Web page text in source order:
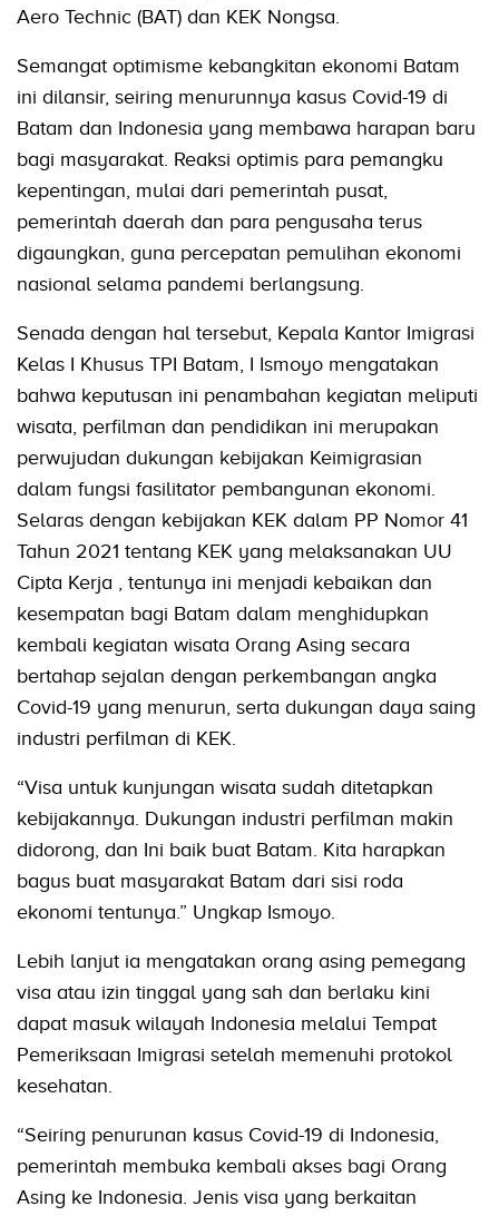
Aero Technic (BAT) dan KEK Nongsa.
Semangat optimisme kebangkitan ekonomi Batam
ini dilansir, seiring menurunnya kasus Covid-19 di
Batam dan Indonesia yang membawa harapan baru
bagi masyarakat. Reaksi optimis para pemangku
kepentingan, mulai dari pemerintah pusat,
pemerintah daerah dan para pengusaha terus
digaungkan, guna percepatan pemulihan ekonomi
nasional selama pandemi berlangsung.
Senada dengan hal tersebut, Kepala Kantor Imigrasi
Kelas I Khusus TPI Batam, I Ismoyo mengatakan
bahwa keputusan ini penambahan kegiatan meliputi
wisata, perfilman dan pendidikan ini merupakan
perwujudan dukungan kebijakan Keimigrasian
dalam fungsi fasilitator pembangunan ekonomi.
Selaras dengan kebijakan KEK dalam PP Nomor 41
Tahun 2021 tentang KEK yang melaksanakan UU
Cipta Kerja , tentunya ini menjadi kebaikan dan
kesempatan bagi Batam dalam menghidupkan
kembali kegiatan wisata Orang Asing secara
bertahap sejalan dengan perkembangan angka
Covid-19 yang menurun, serta dukungan daya saing
industri perfilman di KEK.
“Visa untuk kunjungan wisata sudah ditetapkan
kebijakannya. Dukungan industri perfilman makin
didorong, dan Ini baik buat Batam. Kita harapkan
bagus buat masyarakat Batam dari sisi roda
ekonomi tentunya.” Ungkap Ismoyo.
Lebih lanjut ia mengatakan orang asing pemegang
visa atau izin tinggal yang sah dan berlaku kini
dapat masuk wilayah Indonesia melalui Tempat
Pemeriksaan Imigrasi setelah memenuhi protokol
kesehatan.
“Seiring penurunan kasus Covid-19 di Indonesia,
pemerintah membuka kembali akses bagi Orang
Asing ke Indonesia. Jenis visa yang berkaitan